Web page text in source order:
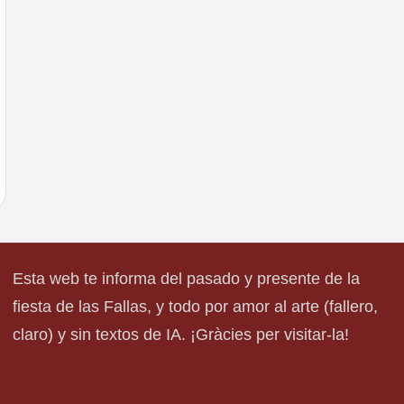
Esta web te informa del pasado y presente de la
fiesta de las Fallas, y todo por amor al arte (fallero,
claro) y sin textos de IA. ¡Gràcies per visitar-la!